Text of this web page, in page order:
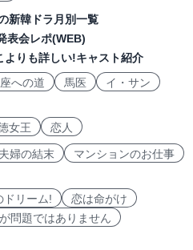
新韓ドラ月別一覧
表会レポ(WEB)
よりも詳しい!キャスト紹介
への道 馬医
イ・サン
女王 恋人
夫婦の結末
マンションのお仕事
ドリーム!
恋は命がけ
問題ではありません